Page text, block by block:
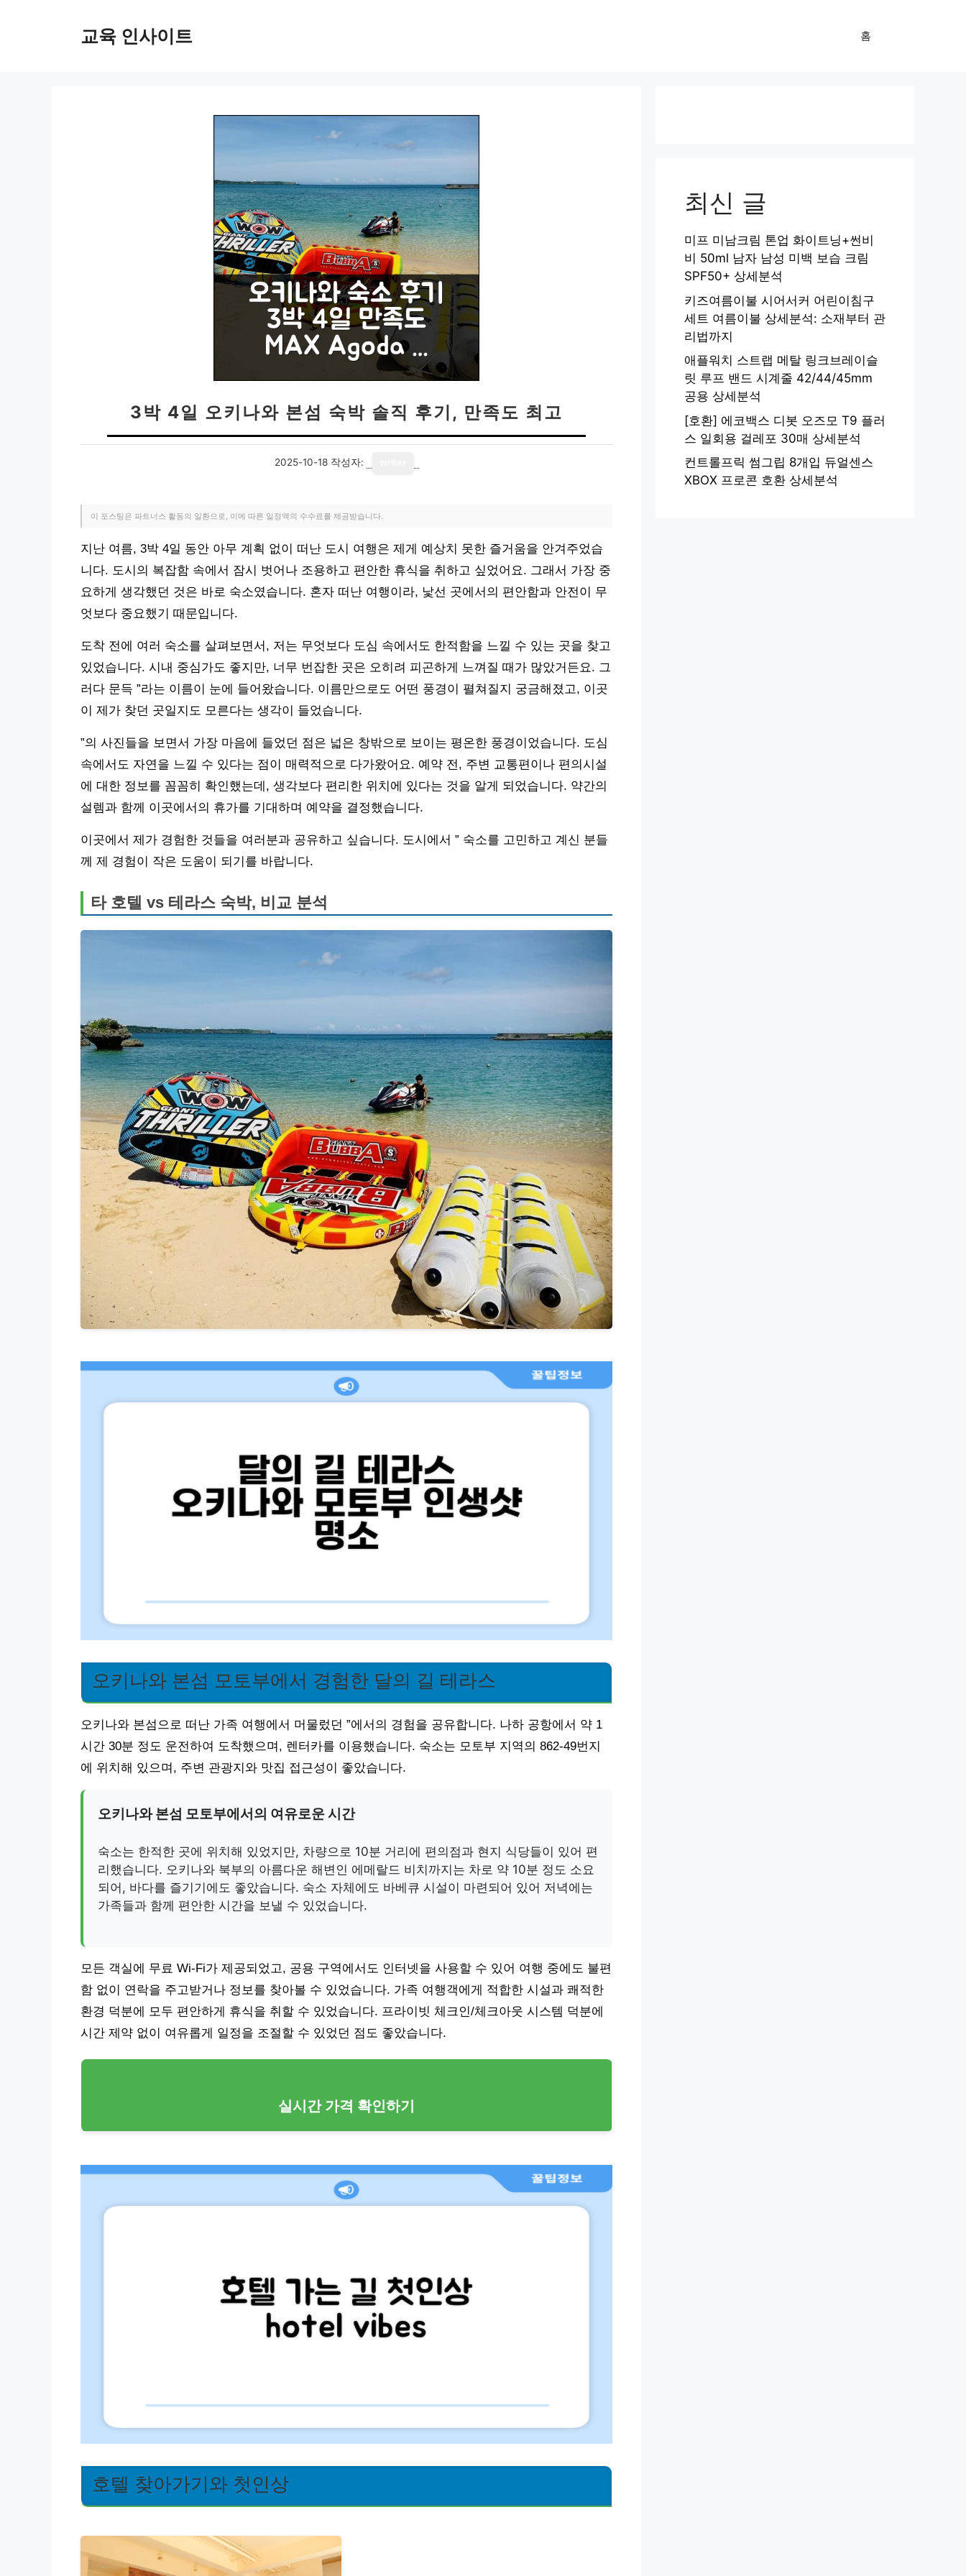
교육 인사이트 홈
3박 4일 오키나와 본섬 숙박 솔직 후기, 만족도 최고
2025-10-18 작성자:
이 포스팅은 파트너스 활동의 일환으로, 이에 따른 일정액의 수수료를 제공받습니다.
지난 여름, 3박 4일 동안 아무 계획 없이 떠난 도시 여행은 제게 예상치 못한 즐거움을 안겨주었습
니다. 도시의 복잡함 속에서 잠시 벗어나 조용하고 편안한 휴식을 취하고 싶었어요. 그래서 가장 중
요하게 생각했던 것은 바로 숙소였습니다. 혼자 떠난 여행이라, 낯선 곳에서의 편안함과 안전이 무
엇보다 중요했기 때문입니다.
도착 전에 여러 숙소를 살펴보면서, 저는 무엇보다 도심 속에서도 한적함을 느낄 수 있는 곳을 찾고
있었습니다. 시내 중심가도 좋지만, 너무 번잡한 곳은 오히려 피곤하게 느껴질 때가 많았거든요. 그
러다 문득 ”라는 이름이 눈에 들어왔습니다. 이름만으로도 어떤 풍경이 펼쳐질지 궁금해졌고, 이곳
이 제가 찾던 곳일지도 모른다는 생각이 들었습니다.
”의 사진들을 보면서 가장 마음에 들었던 점은 넓은 창밖으로 보이는 평온한 풍경이었습니다. 도심
속에서도 자연을 느낄 수 있다는 점이 매력적으로 다가왔어요. 예약 전, 주변 교통편이나 편의시설
에 대한 정보를 꼼꼼히 확인했는데, 생각보다 편리한 위치에 있다는 것을 알게 되었습니다. 약간의
설렘과 함께 이곳에서의 휴가를 기대하며 예약을 결정했습니다.
이곳에서 제가 경험한 것들을 여러분과 공유하고 싶습니다. 도시에서 ” 숙소를 고민하고 계신 분들
께 제 경험이 작은 도움이 되기를 바랍니다.
타 호텔 vs 테라스 숙박, 비교 분석
오키나와 본섬 모토부에서 경험한 달의 길 테라스
오키나와 본섬으로 떠난 가족 여행에서 머물렀던 ”에서의 경험을 공유합니다. 나하 공항에서 약 1
시간 30분 정도 운전하여 도착했으며, 렌터카를 이용했습니다. 숙소는 모토부 지역의 862-49번지
에 위치해 있으며, 주변 관광지와 맛집 접근성이 좋았습니다.
오키나와 본섬 모토부에서의 여유로운 시간
숙소는 한적한 곳에 위치해 있었지만, 차량으로 10분 거리에 편의점과 현지 식당들이 있어 편
리했습니다. 오키나와 북부의 아름다운 해변인 에메랄드 비치까지는 차로 약 10분 정도 소요
되어, 바다를 즐기기에도 좋았습니다. 숙소 자체에도 바베큐 시설이 마련되어 있어 저녁에는
가족들과 함께 편안한 시간을 보낼 수 있었습니다.
모든 객실에 무료 Wi-Fi가 제공되었고, 공용 구역에서도 인터넷을 사용할 수 있어 여행 중에도 불편
함 없이 연락을 주고받거나 정보를 찾아볼 수 있었습니다. 가족 여행객에게 적합한 시설과 쾌적한
환경 덕분에 모두 편안하게 휴식을 취할 수 있었습니다. 프라이빗 체크인/체크아웃 시스템 덕분에
시간 제약 없이 여유롭게 일정을 조절할 수 있었던 점도 좋았습니다.
실시간 가격 확인하기
호텔 찾아가기와 첫인상
최신 글
미프 미남크림 톤업 화이트닝+썬비
비 50ml 남자 남성 미백 보습 크림
SPF50+ 상세분석
키즈여름이불 시어서커 어린이침구
세트 여름이불 상세분석: 소재부터 관
리법까지
애플워치 스트랩 메탈 링크브레이슬
릿 루프 밴드 시계줄 42/44/45mm
공용 상세분석
[호환] 에코백스 디봇 오즈모 T9 플러
스 일회용 걸레포 30매 상세분석
컨트롤프릭 썸그립 8개입 듀얼센스
XBOX 프로콘 호환 상세분석